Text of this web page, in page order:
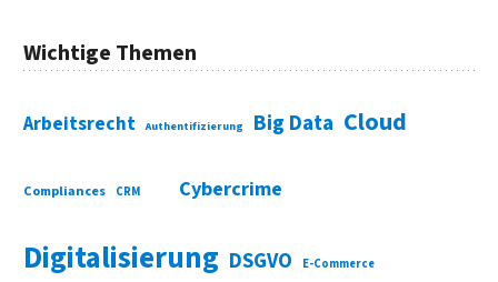
Wichtige Themen
Arbeitsrecht Authentifizierung Big Data Cloud
Compliances CRM Cybercrime
Digitalisierung DSGVO E-Commerce